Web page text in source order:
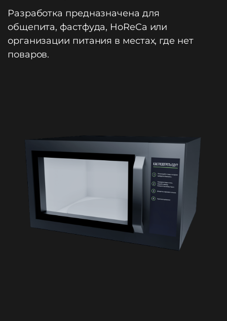
Разработка предназначена для
общепита, фастфуда, HoReCa или
организации питания в местах, где нет
поваров.